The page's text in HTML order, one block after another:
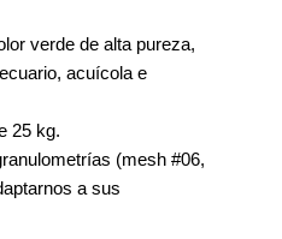
verde de alta pureza,
acuícola e
25 kg.
(mesh #06,
a sus